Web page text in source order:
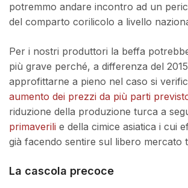
potremmo andare incontro ad un
del comparto corilicolo a livello
Per i nostri produttori la beffa
più grave perché, a differenza del
approfittarne a pieno nel caso si
aumento dei prezzi da più parti
riduzione della produzione turca a
primaverili e della cimice asiatica i cui
già facendo sentire sul libero mercato
La cascola precoce